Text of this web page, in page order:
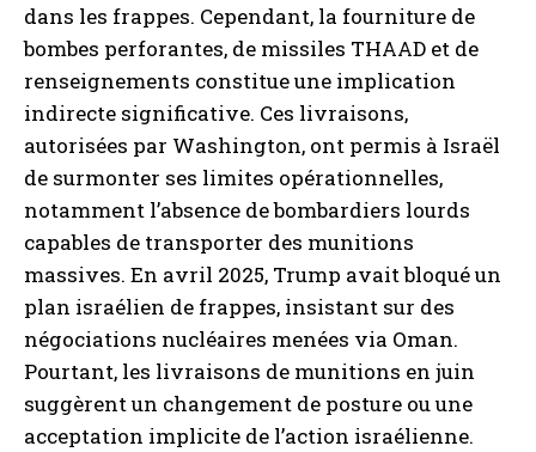
dans les frappes. Cependant, la fourniture de
bombes perforantes, de missiles THAAD et de
renseignements constitue une implication
indirecte significative. Ces livraisons,
autorisées par Washington, ont permis à Israël
de surmonter ses limites opérationnelles,
notamment l’absence de bombardiers lourds
capables de transporter des munitions
massives. En avril 2025, Trump avait bloqué un
plan israélien de frappes, insistant sur des
négociations nucléaires menées via Oman.
Pourtant, les livraisons de munitions en juin
suggèrent un changement de posture ou une
acceptation implicite de l’action israélienne.